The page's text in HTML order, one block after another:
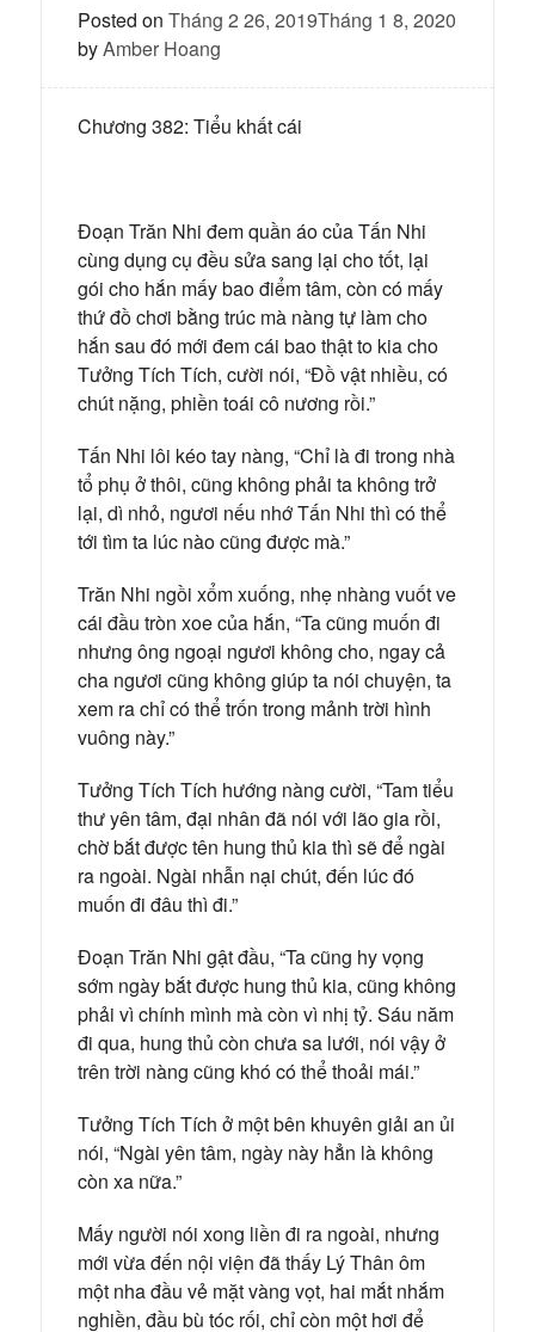
Posted on Tháng 2 26, 2019Tháng 1 8, 2020
byAmber Hoang
Chương 382: Tiểu khất cái
Đoạn Trăn Nhi đem quần áo của Tấn Nhi
cùng dụng cụ đều sửa sang lại cho tốt, lại
gói cho hắn mấy bao điểm tâm, còn có mấy
thứ đồ chơi bằng trúc mà nàng tự làm cho
hắn sau đó mới đem cái bao thật to kia cho
Tưởng Tích Tích, cười nói, “Đồ vật nhiều, có
chút nặng, phiền toái cô nương rồi.”
Tấn Nhi lôi kéo tay nàng, “Chỉ là đi trong nhà
tổ phụ ở thôi, cũng không phải ta không trở
lại, dì nhỏ, ngươi nếu nhớ Tấn Nhi thì có thể
tới tìm ta lúc nào cũng được mà.”
Trăn Nhi ngồi xổm xuống, nhẹ nhàng vuốt ve
cái đầu tròn xoe của hắn, “Ta cũng muốn đi
nhưng ông ngoại ngươi không cho, ngay cả
cha ngươi cũng không giúp ta nói chuyện, ta
xem ra chỉ có thể trốn trong mảnh trời hình
vuông này.”
Tưởng Tích Tích hướng nàng cười, “Tam tiểu
thư yên tâm, đại nhân đã nói với lão gia rồi,
chờ bắt được tên hung thủ kia thì sẽ để ngài
ra ngoài. Ngài nhẫn nại chút, đến lúc đó
muốn đi đâu thì đi.”
Đoạn Trăn Nhi gật đầu, “Ta cũng hy vọng
sớm ngày bắt được hung thủ kia, cũng không
phải vì chính mình mà còn vì nhị tỷ. Sáu năm
đi qua, hung thủ còn chưa sa lưới, nói vậy ở
trên trời nàng cũng khó có thể thoải mái.”
Tưởng Tích Tích ở một bên khuyên giải an ủi
nói, “Ngài yên tâm, ngày này hẳn là không
còn xa nữa.”
Mấy người nói xong liền đi ra ngoài, nhưng
mới vừa đến nội viện đã thấy Lý Thân ôm
một nha đầu vẻ mặt vàng vọt, hai mắt nhắm
nghiền, đầu bù tóc rối, chỉ còn một hơi để